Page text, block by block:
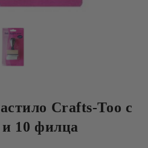
Crafts-Too с
10 филца